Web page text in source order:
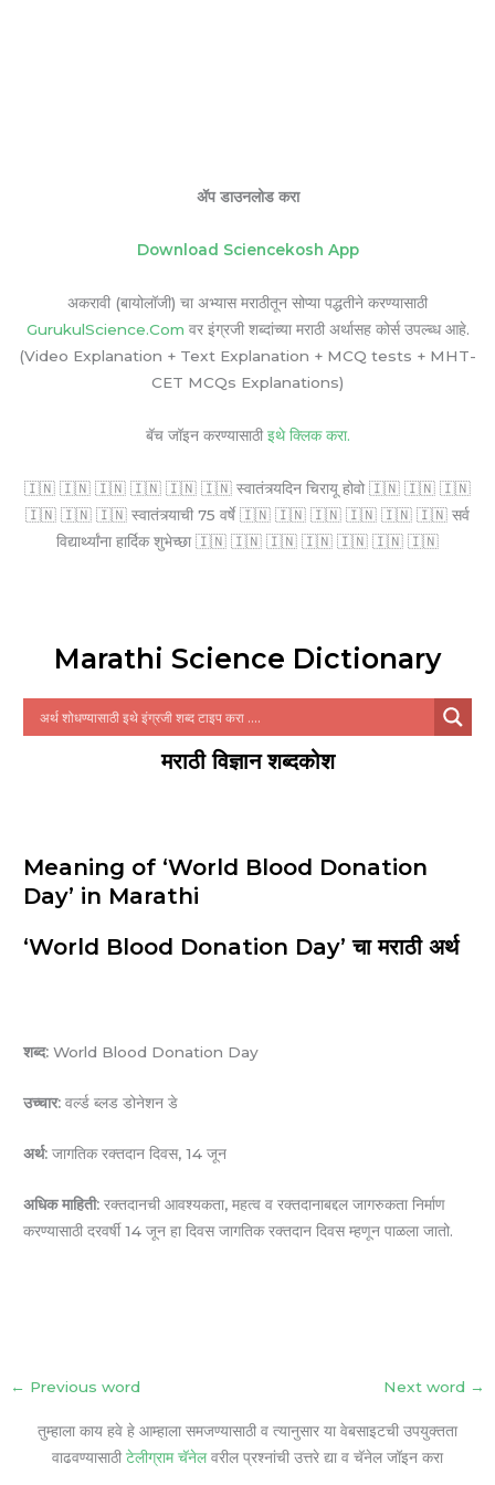
ॲप डाउनलोड करा
Download Sciencekosh App
अकरावी (बायोलॉजी) चा अभ्यास मराठीतून सोप्या पद्धतीने करण्यासाठी
GurukulScience.Com वर इंग्रजी शब्दांच्या मराठी अर्थासह कोर्स उपल्ब्ध आहे.
(Video Explanation + Text Explanation + MCQ tests + MHT-
CET MCQs Explanations)
बॅच जॉइन करण्यासाठी इथे क्लिक करा.
🇮🇳 🇮🇳 🇮🇳 🇮🇳 🇮🇳 🇮🇳 स्वातंत्र्यदिन चिरायू होवो 🇮🇳 🇮🇳 🇮🇳
🇮🇳 🇮🇳 🇮🇳 स्वातंत्र्याची 75 वर्षे 🇮🇳 🇮🇳 🇮🇳 🇮🇳 🇮🇳 🇮🇳 सर्व
विद्यार्थ्यांना हार्दिक शुभेच्छा 🇮🇳 🇮🇳 🇮🇳 🇮🇳 🇮🇳 🇮🇳 🇮🇳
Marathi Science Dictionary
मराठी विज्ञान शब्दकोश
Meaning of ‘World Blood Donation
Day’ in Marathi
‘World Blood Donation Day’ चा मराठी अर्थ
शब्द: World Blood Donation Day
उच्चार: वर्ल्ड ब्लड डोनेशन डे
अर्थ: जागतिक रक्तदान दिवस, 14 जून
अधिक माहिती: रक्तदानची आवश्यकता, महत्व व रक्तदानाबद्दल जागरुकता निर्माण
करण्यासाठी दरवर्षी 14 जून हा दिवस जागतिक रक्तदान दिवस म्हणून पाळला जातो.
← Previous word Next word →
तुम्हाला काय हवे हे आम्हाला समजण्यासाठी व त्यानुसार या वेबसाइटची उपयुक्तता
वाढवण्यासाठी टेलीग्राम चॅनेलवरील प्रश्नांची उत्तरे द्या व चॅनेल जॉइन करा